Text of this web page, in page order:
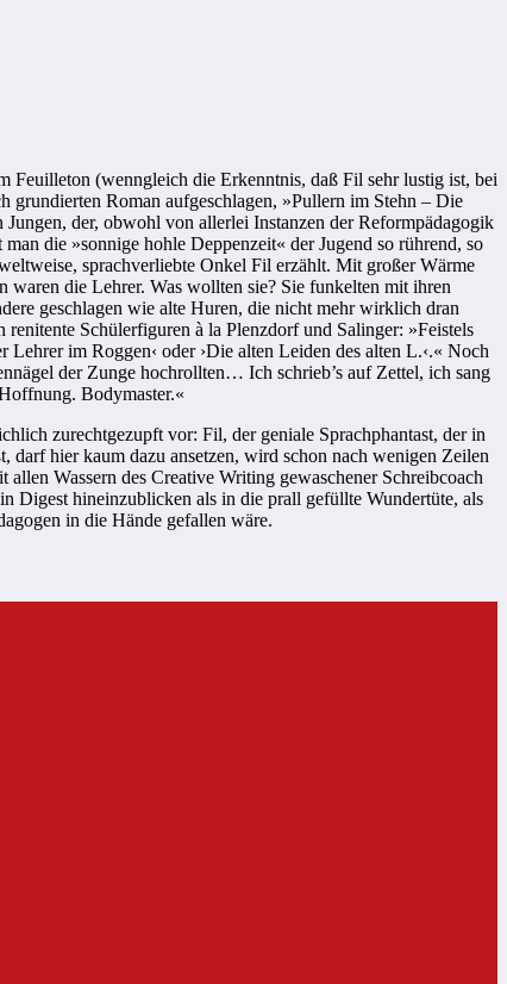
(wenngleich die Erkenntnis, daß Fil sehr lustig ist, bei
grundierten Roman aufgeschlagen, »Pullern im Stehn – Die
der, obwohl von allerlei Instanzen der Reformpädagogik
die »sonnige hohle Deppenzeit« der Jugend so rührend, so
sprachverliebte Onkel Fil erzählt. Mit großer Wärme
waren die Lehrer. Was wollten sie? Sie funkelten mit ihren
geschlagen wie alte Huren, die nicht mehr wirklich dran
Schülerfiguren à la Plenzdorf und Salinger: »Feistels
im Roggen‹ oder ›Die alten Leiden des alten L.‹.« Noch
der Zunge hochrollten… Ich schrieb’s auf Zettel, ich sang
Bodymaster.«
zurechtgezupft vor: Fil, der geniale Sprachphantast, der in
hier kaum dazu ansetzen, wird schon nach wenigen Zeilen
Wassern des Creative Writing gewaschener Schreibcoach
Digest hineinzublicken als in die prall gefüllte Wundertüte, als
in die Hände gefallen wäre.